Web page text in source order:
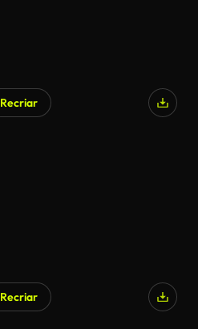
Recriar
Recriar